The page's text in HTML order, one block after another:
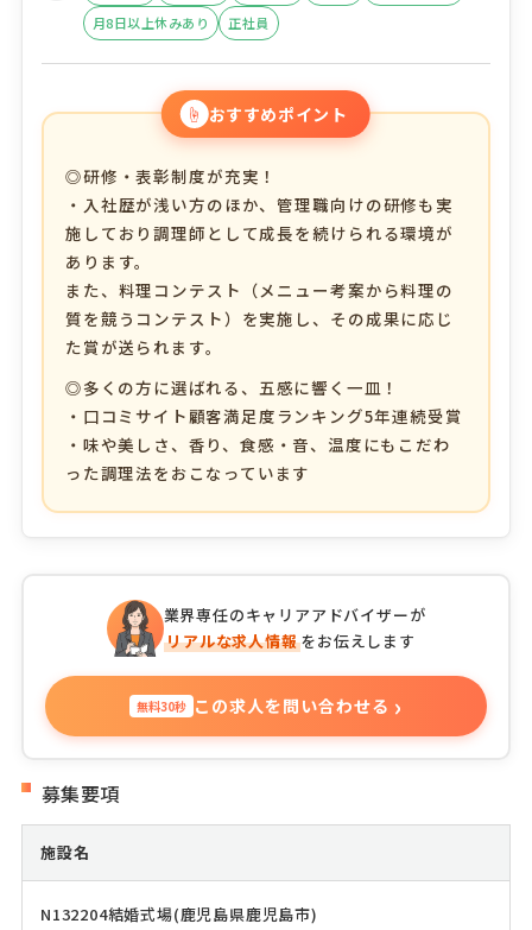
月8日以上休みあり
正社員
☝ おすすめポイント
◎研修・表彰制度が充実！
・入社歴が浅い方のほか、管理職向けの研修も実
施しており調理師として成長を続けられる環境が
あります。
また、料理コンテスト（メニュー考案から料理の
質を競うコンテスト）を実施し、その成果に応じ
た賞が送られます。
◎多くの方に選ばれる、五感に響く一皿！
・口コミサイト顧客満足度ランキング5年連続受賞
・味や美しさ、香り、食感・音、温度にもこだわ
った調理法をおこなっています
業界専任のキャリアアドバイザーが
リアルな求人情報をお伝えします
無料30秒 この求人を問い合わせる ›
募集要項
施設名
N132204結婚式場(鹿児島県鹿児島市)